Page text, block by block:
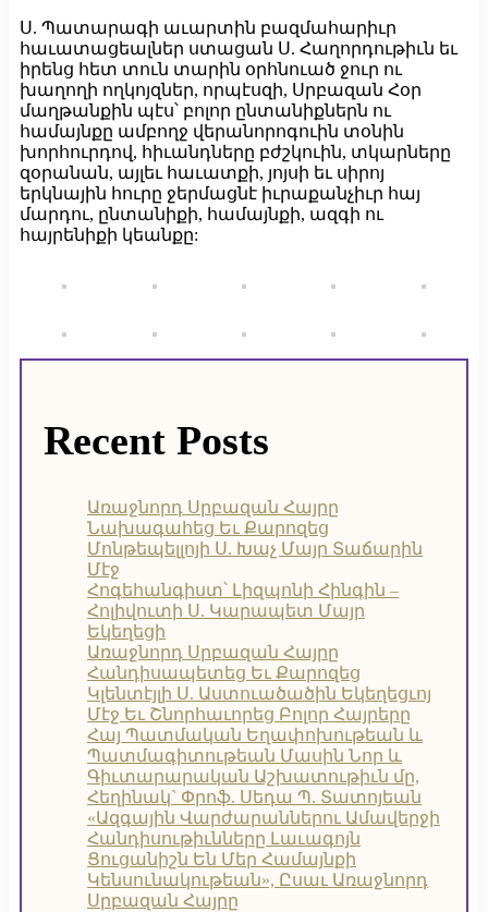
Ս. Պատարագի աւարտին բազմահարիւր
հաւատացեալներ ստացան Ս. Հաղորդութիւն եւ
իրենց հետ տուն տարին օրհնուած ջուր ու
խաղողի ողկոյզներ, որպէսզի, Սրբազան Հօր
մաղթանքին պէս՝ բոլոր ընտանիքներն ու
համայնքը ամբողջ վերանորոգուին տօնին
խորհուրդով, հիւանդները բժշկուին, տկարները
զօրանան, այլեւ հաւատքի, յոյսի եւ սիրոյ
երկնային հուրը ջերմացնէ իւրաքանչիւր հայ
մարդու, ընտանիքի, համայնքի, ազգի ու
հայրենիքի կեանքը:
Recent Posts
Առաջնորդ Սրբազան Հայրը
Նախագահեց Եւ Քարոզեց
Մոնթեպելլոյի Ս. Խաչ Մայր Տաճարին
Մէջ
Հոգեհանգիստ՝ Լիզպոնի Հինգին –
Հոլիվուտի Ս. Կարապետ Մայր
Եկեղեցի
Առաջնորդ Սրբազան Հայրը
Հանդիսապետեց Եւ Քարոզեց
Կլենտէյլի Ս. Աստուածածին Եկեղեցւոյ
Մէջ Եւ Շնորհաւորեց Բոլոր Հայրերը
Հայ Պատմական Եղափոխութեան և
Պատմագիտութեան Մասին Նոր և
Գիւտարարական Աշխատութիւն մը,
Հեղինակ` Փրոֆ. Սեդա Պ. Տատոյեան
«Ազգային Վարժարաններու Ամավերջի
Հանդիսութիւնները Լաւագոյն
Ցուցանիշն Են Մեր Համայնքի
Կենսունակութեան», Ըսաւ Առաջնորդ
Սրբազան Հայրը